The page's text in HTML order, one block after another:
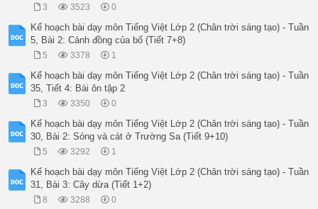
Cách tiến hành:
-Giáo viên đọc yêu cầu bài tập 3a cá nhân, thảo luận nhóm 4.
-Giáo viên yêu cầu học sinh tìm thêm một số từ ngữ chỉ con
*Bài 3b:
-Giáo viên có thể tổ chức cho học sinh thi đua 2 đội tiếp
-GV chốt –nhận xét, tuyên dương đội chiến thắng.
-Học sinh đọc yêu cầu bài, xác định yêu cầu bài 3a, thảo
-Học sinh nhận xét.
-Học sinh đọc yêu cầu bài, xác định yêu cầu bài 3b, chơi
Mục tiêu: Giúp HS đặt và trả lời được câu hỏi Con gì̀?
Phương pháp, hình thức tổ chức: Quan sát, trực quan, vấn
Cách tiến hành:
3 3523 0
Kế hoạch bài dạy môn Tiếng Việt Lớp 2 (Chân trời sáng tạo) - Tuần
5, Bài 2: Cánh đồng của bố (Tiết 7+8)
5 3378 1
Kế hoạch bài dạy môn Tiếng Việt Lớp 2 (Chân trời sáng tạo) - Tuần
35, Tiết 4: Bài ôn tập 2
3 3350 0
Kế hoạch bài dạy môn Tiếng Việt Lớp 2 (Chân trời sáng tạo) - Tuần
30, Bài 2: Sóng và cát ở Trường Sa (Tiết 9+10)
5 3292 1
Kế hoạch bài dạy môn Tiếng Việt Lớp 2 (Chân trời sáng tạo) - Tuần
31, Bài 3: Cây dừa (Tiết 1+2)
8 3288 0